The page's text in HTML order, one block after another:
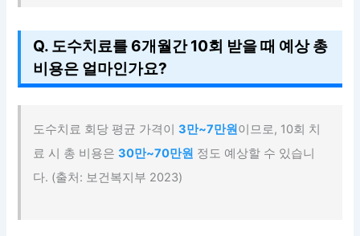
Q. 도수치료를 6개월간 10회 받을 때 예상 총
비용은 얼마인가요?
도수치료 회당 평균 가격이3만~7만원이므로, 10회 치
료 시 총 비용은30만~70만원 정도 예상할 수 있습니
다. (출처: 보건복지부 2023)